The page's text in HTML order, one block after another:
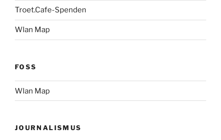
Troet.Cafe-Spenden
Wlan Map
FOSS
Wlan Map
JOURNALISMUS